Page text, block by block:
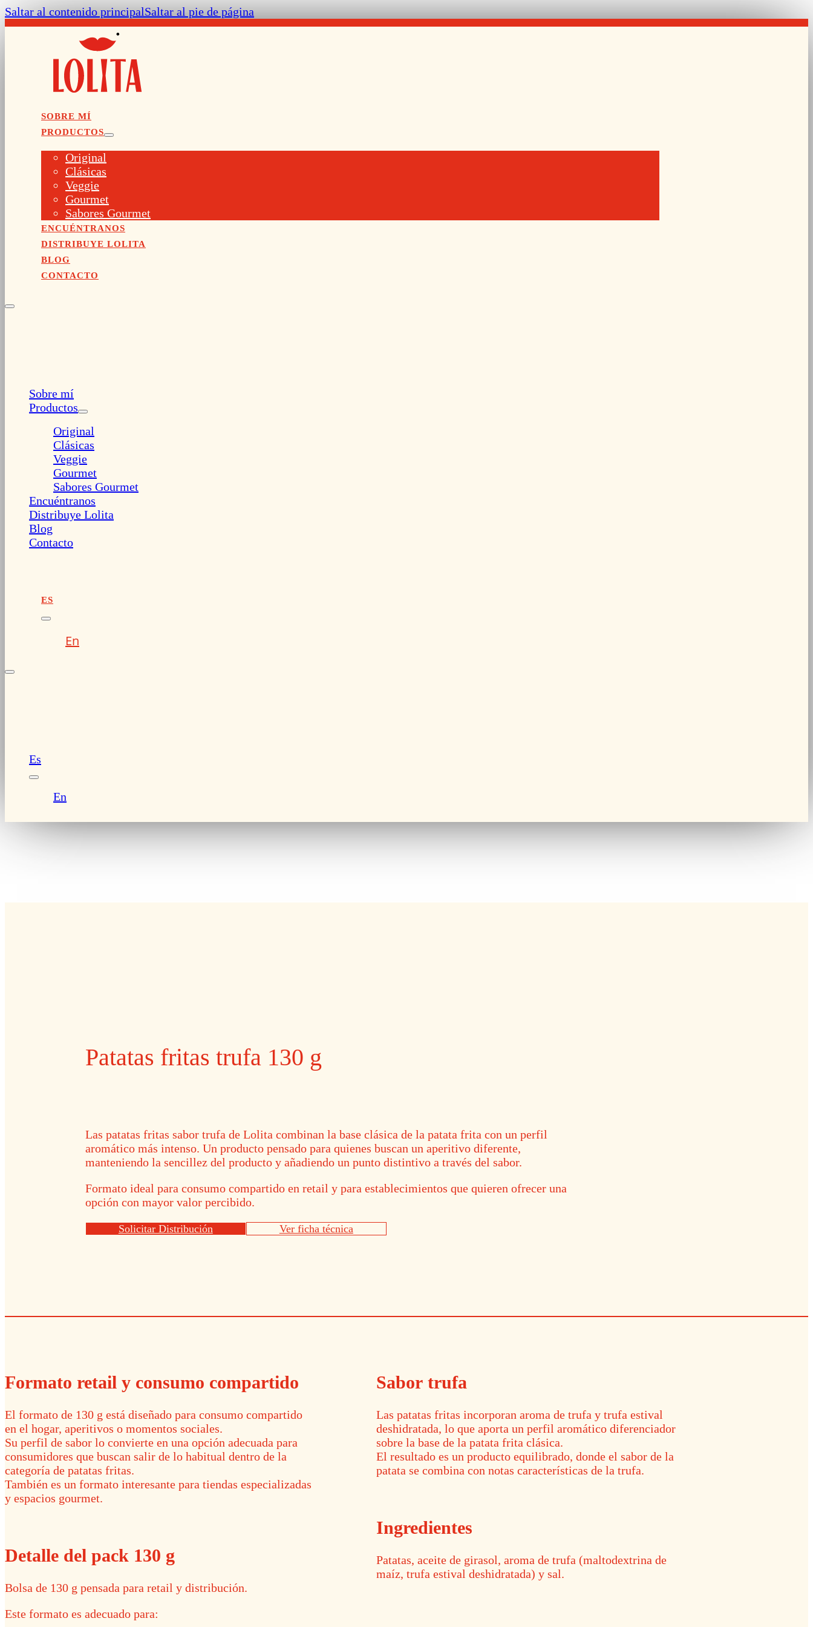
Saltar al contenido principalSaltar al pie de página
SOBRE MÍ
PRODUCTOS
Original
Clásicas
Veggie
Gourmet
Sabores Gourmet
ENCUÉNTRANOS
DISTRIBUYE LOLITA
BLOG
CONTACTO
Sobre mí
Productos
Original
Clásicas
Veggie
Gourmet
Sabores Gourmet
Encuéntranos
Distribuye Lolita
Blog
Contacto
ES
En
Es
En
Patatas fritas trufa 130 g
Las patatas fritas sabor trufa de Lolita combinan la base clásica de la patata frita con un perfil
aromático más intenso. Un producto pensado para quienes buscan un aperitivo diferente,
manteniendo la sencillez del producto y añadiendo un punto distintivo a través del sabor.
Formato ideal para consumo compartido en retail y para establecimientos que quieren ofrecer una
opción con mayor valor percibido.
Solicitar Distribución Ver ficha técnica
Formato retail y consumo compartido
El formato de 130 g está diseñado para consumo compartido
en el hogar, aperitivos o momentos sociales.
Su perfil de sabor lo convierte en una opción adecuada para
consumidores que buscan salir de lo habitual dentro de la
categoría de patatas fritas.
También es un formato interesante para tiendas especializadas
y espacios gourmet.
Detalle del pack 130 g
Bolsa de 130 g pensada para retail y distribución.
Este formato es adecuado para:
Sabor trufa
Las patatas fritas incorporan aroma de trufa y trufa estival
deshidratada, lo que aporta un perfil aromático diferenciador
sobre la base de la patata frita clásica.
El resultado es un producto equilibrado, donde el sabor de la
patata se combina con notas características de la trufa.
Ingredientes
Patatas, aceite de girasol, aroma de trufa (maltodextrina de
maíz, trufa estival deshidratada) y sal.